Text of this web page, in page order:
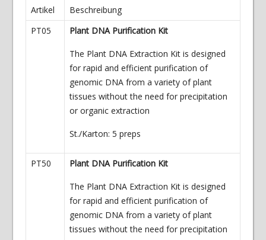
Artikel
Beschreibung
PT05
Plant DNA Purification Kit
The Plant DNA Extraction Kit is designed
for rapid and efficient purification of
genomic DNA from a variety of plant
tissues without the need for precipitation
or organic extraction
St./Karton: 5 preps
PT50 Plant DNA Purification Kit
The Plant DNA Extraction Kit is designed
for rapid and efficient purification of
genomic DNA from a variety of plant
tissues without the need for precipitation